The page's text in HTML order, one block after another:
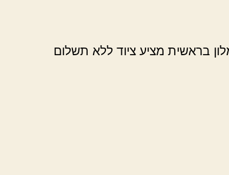
בראשית מציע ציוד ללא תשלום